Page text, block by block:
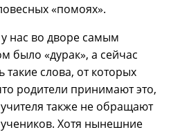
«помоях».
нас во дворе самым
было «дурак», а сейчас
слова, от которых
родители принимают это,
также не обращают
Хотя нынешние